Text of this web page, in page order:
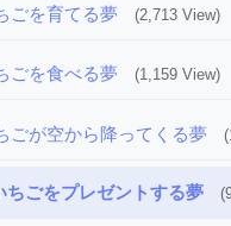
ごを育てる夢 (2,713 View)
ごを食べる夢 (1,159 View)
ごが空から降ってくる夢
ちごをプレゼントする夢